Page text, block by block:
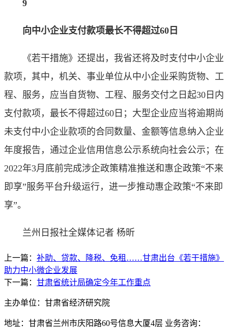
9
向中小企业支付款项最长不得超过60日
《若干措施》还提出，我省还将及时支付中小企业
款项，其中，机关、事业单位从中小企业采购货物、工
程、服务，应当自货物、工程、服务交付之日起30日内
支付款项，最长不得超过60日；大型企业应当将逾期尚
未支付中小企业款项的合同数量、金额等信息纳入企业
年度报告，通过企业信用信息公示系统向社会公示；在
2022年3月底前完成涉企政策精准推送和惠企政策“不来
即享”服务平台升级运行，进一步推动惠企政策“不来即
享”。
兰州日报社全媒体记者 杨昕
上一篇： 补助、贷款、降税、免租……甘肃出台《若干措施》
助力中小微企业发展
下一篇： 甘肃省统计局确定今年工作重点
主办单位：甘肃省经济研究院
地址：甘肃省兰州市庆阳路60号信息大厦4层 业务咨询：